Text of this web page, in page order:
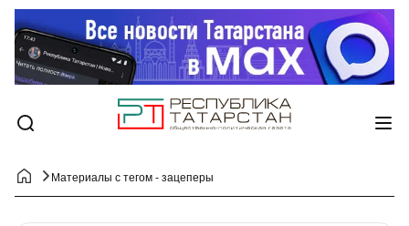
Материалы с тегом - зацеперы